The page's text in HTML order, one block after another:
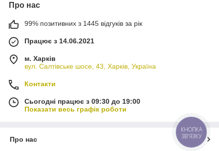
Про нас
99% позитивних з 1445 відгуків за рік
Працює з 14.06.2021
м. Харків
вул. Салтівське шосе, 43, Харків, Україна
Контакти
Сьогодні працює з 09:30 до 19:00
Показати весь графік роботи
Про нас
КНОПКА
ЗВ'ЯЗКУ